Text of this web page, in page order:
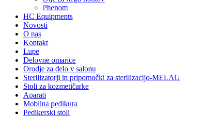
Phenom
HC Equipments
Novosti
O nas
Kontakt
Lupe
Delovne omarice
Orodje za delo v salonu
Sterilizatorji in pripomočki za sterilizacijo-MELAG
Stoli za kozmetičarke
Aparati
Mobilna pedikura
Pedikerski stoli